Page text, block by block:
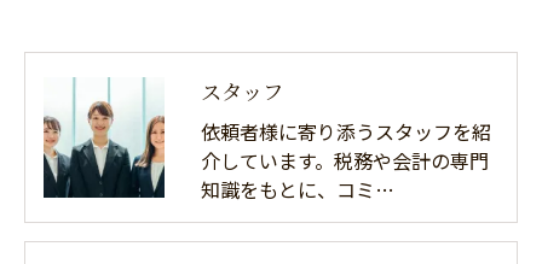
スタッフ
依頼者様に寄り添うスタッフを紹
介しています。税務や会計の専門
知識をもとに、コミ…